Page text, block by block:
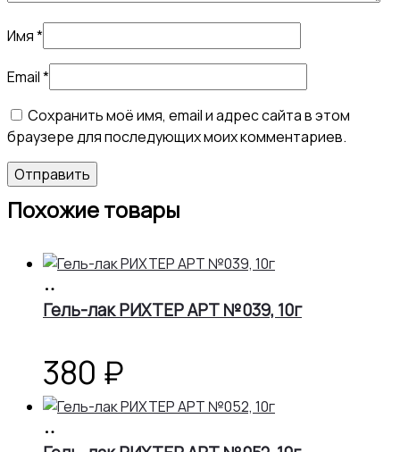
Имя*
Email*
Сохранить моё имя, email и адрес сайта в этом
браузере для последующих моих комментариев.
Похожие товары
корзину
Гель-лак РИХТЕР АРТ №039, 10г
380 ₽
корзину